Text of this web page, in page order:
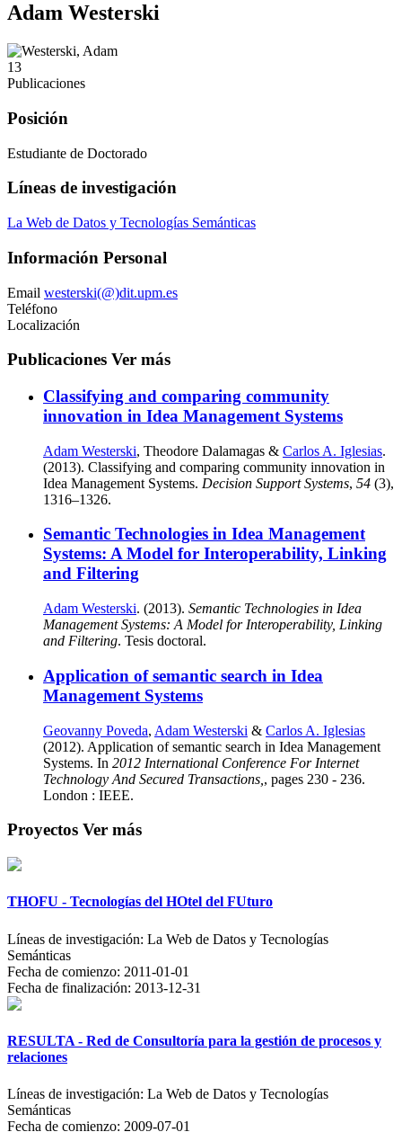
Adam Westerski
13
Publicaciones
Posición
Estudiante de Doctorado
Líneas de investigación
La Web de Datos y Tecnologías Semánticas
Información Personal
Email westerski(@)dit.upm.es
Teléfono
Localización
Publicaciones Ver más
Classifying and comparing community
innovation in Idea Management Systems
Adam Westerski, Theodore Dalamagas & Carlos A. Iglesias.
(2013). Classifying and comparing community innovation in
Idea Management Systems. Decision Support Systems, 54 (3),
1316–1326.
Semantic Technologies in Idea Management
Systems: A Model for Interoperability, Linking
and Filtering
Adam Westerski. (2013). Semantic Technologies in Idea
Management Systems: A Model for Interoperability, Linking
and Filtering. Tesis doctoral.
Application of semantic search in Idea
Management Systems
Geovanny Poveda, Adam Westerski & Carlos A. Iglesias
(2012). Application of semantic search in Idea Management
Systems. In 2012 International Conference For Internet
Technology And Secured Transactions, , pages 230 - 236.
London : IEEE.
Proyectos Ver más
THOFU - Tecnologías del HOtel del FUturo
Líneas de investigación: La Web de Datos y Tecnologías
Semánticas
Fecha de comienzo: 2011-01-01
Fecha de finalización: 2013-12-31
RESULTA - Red de Consultoría para la gestión de procesos y
relaciones
Líneas de investigación: La Web de Datos y Tecnologías
Semánticas
Fecha de comienzo: 2009-07-01